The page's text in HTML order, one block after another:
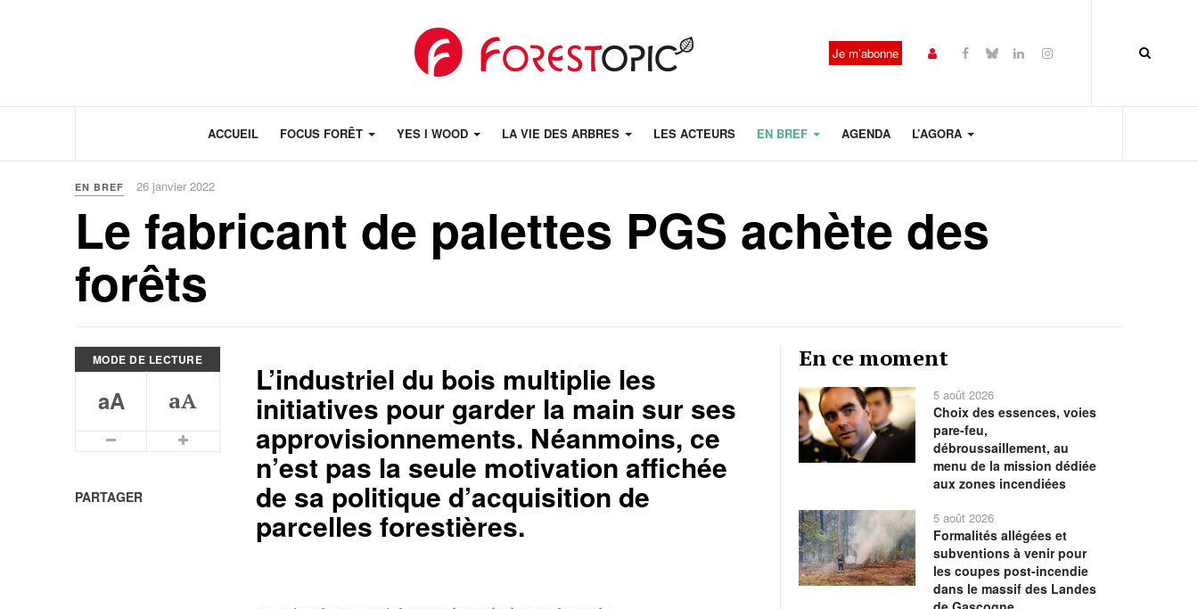
Je m’abonne
ACCUEIL FOCUS FORÊT YES I WOOD LA VIE DES ARBRES LES ACTEURS EN BREF AGENDA L’AGORA
EN BREF 26 janvier 2022
Le fabricant de palettes PGS achète des
forêts
MODE DE LECTURE
aA aA
Plus petits caractèresPlus grands caractères
PARTAGER
L’industriel du bois multiplie les
initiatives pour garder la main sur ses
approvisionnements. Néanmoins, ce
n’est pas la seule motivation affichée
de sa politique d’acquisition de
parcelles forestières.
En ce moment
5 août 2026
Choix des essences, voies
pare-feu,
débroussaillement, au
menu de la mission dédiée
aux zones incendiées
5 août 2026
Formalités allégées et
subventions à venir pour
les coupes post-incendie
dans le massif des Landes
précédenteprécédent